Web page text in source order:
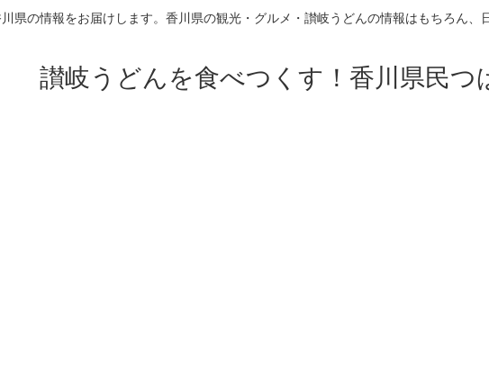
県の情報をお届けします。香川県の観光・グルメ・讃岐うどんの情報はもちろん、
讃岐うどんを食べつくす！香川県民つ